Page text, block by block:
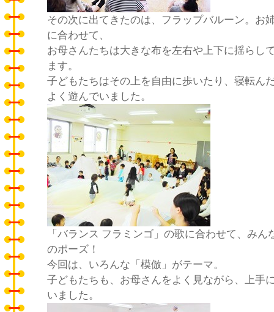
その次に出てきたのは、フラップバルーン。お
に合わせて、
お母さんたちは大きな布を左右や上下に揺らし
ます。
子どもたちはその上を自由に歩いたり、寝転ん
よく遊んでいました。
「バランス フラミンゴ」の歌に合わせて、みん
のポーズ！
今回は、いろんな「模倣」がテーマ。
子どもたちも、お母さんをよく見ながら、上手
いました。